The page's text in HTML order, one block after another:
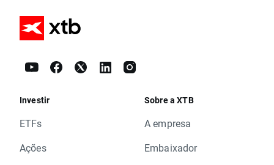
Investir
ETFs
Ações
Sobre a XTB
A empresa
Embaixador